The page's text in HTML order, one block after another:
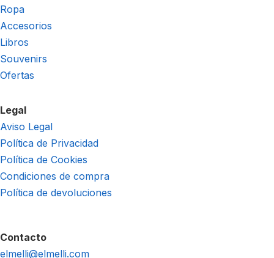
Ropa
Accesorios
Libros
Souvenirs
Ofertas
Legal
Aviso Legal
Política de Privacidad
Política de Cookies
Condiciones de compra
Política de devoluciones
Contacto
elmelli@elmelli.com